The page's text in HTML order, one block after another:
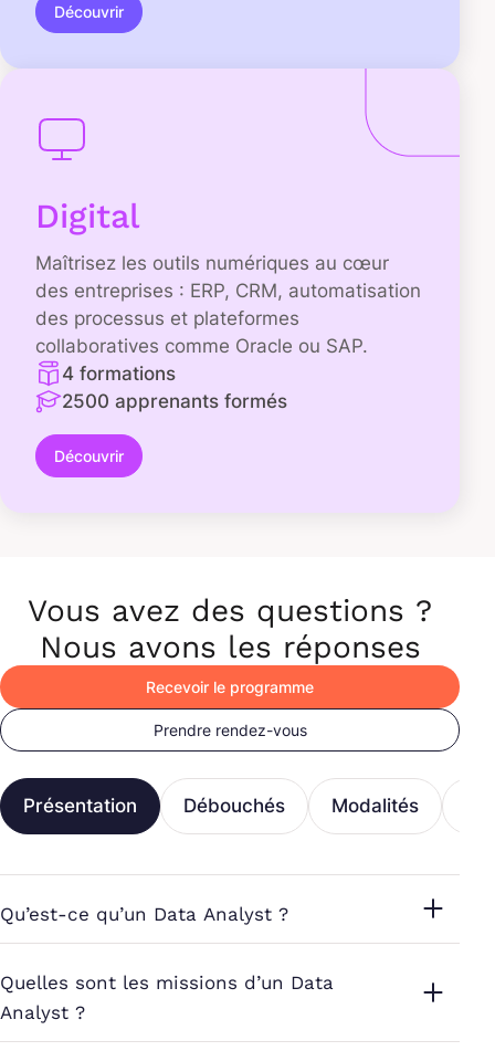
Découvrir
Digital
Maîtrisez les outils numériques au cœur
des entreprises : ERP, CRM, automatisation
des processus et plateformes
collaboratives comme Oracle ou SAP.
4 formations
2500 apprenants formés
Découvrir
Vous avez des questions ?
Nous avons les réponses
Recevoir le programme
Prendre rendez-vous
Présentation Débouchés Modalités
Qu’est-ce qu’un Data Analyst ?
Quelles sont les missions d’un Data
Analyst ?